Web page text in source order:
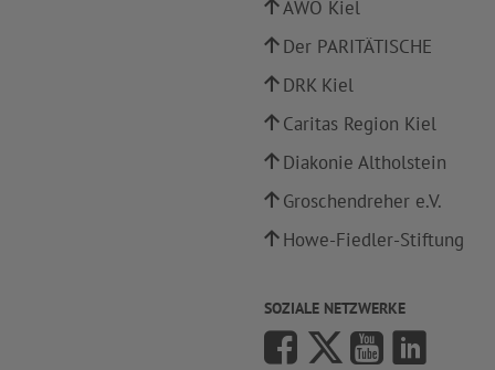
AWO Kiel
Der PARITÄTISCHE
DRK Kiel
Caritas Region Kiel
Diakonie Altholstein
Groschendreher e.V.
Howe-Fiedler-Stiftung
SOZIALE NETZWERKE